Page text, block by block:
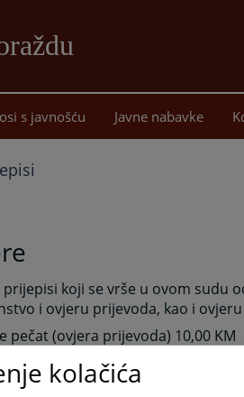
sadržaj
s javnošću Javne nabavke
prijepisi koji se vrše u ovom sudu
i ovjeru prijevoda, kao i
pečat (ovjera prijevoda) 10,00 KM
kolačića